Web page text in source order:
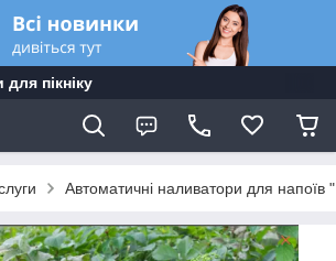
пікніку
Автоматичні наливатори для напоїв